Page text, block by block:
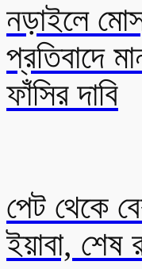
নড়াইলে
প্রতিবাদে
ফাঁসির দাবি
পেট থেকে
ইয়াবা, শেষ